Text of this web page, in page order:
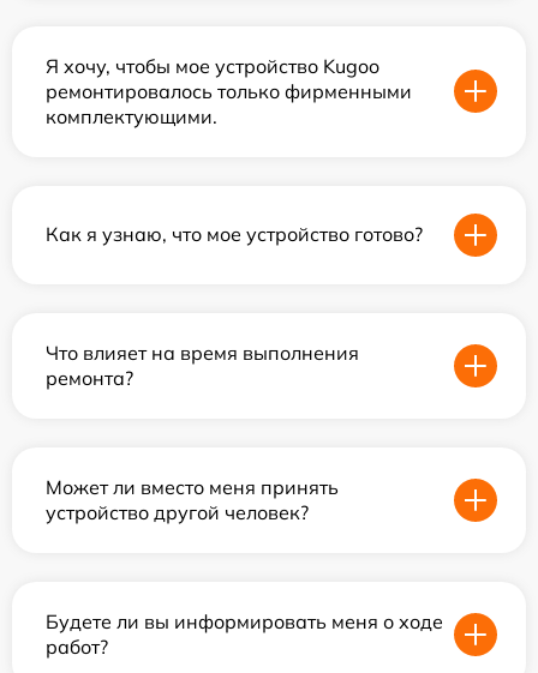
Я хочу, чтобы мое устройство Kugoo
ремонтировалось только фирменными
комплектующими.
Как я узнаю, что мое устройство готово?
Что влияет на время выполнения
ремонта?
Может ли вместо меня принять
устройство другой человек?
Будете ли вы информировать меня о ходе
работ?